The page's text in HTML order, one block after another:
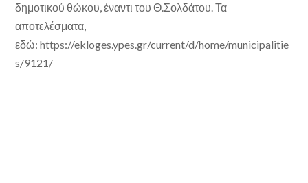
δημοτικού θώκου, έναντι του Θ.Σολδάτου. Τα
αποτελέσματα,
εδώ: https://ekloges.ypes.gr/current/d/home/municipalitie
s/9121/